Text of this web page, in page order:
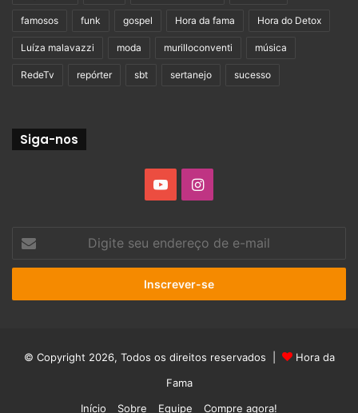
famosos funk gospel Hora da fama Hora do Detox
Luíza malavazzi moda murilloconventi música
RedeTv repórter sbt sertanejo sucesso
Siga-nos
YouTubeInstagram
seu
endereço
e-
© Copyright 2026, Todos os direitos reservados |
Hora da
Fama
Início
Sobre Equipe Compre agora!